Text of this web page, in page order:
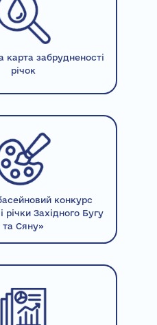
карта забрудненості
річок
конкурс
річки Західного Бугу
та Сяну»